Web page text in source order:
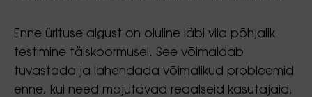
Enne ürituse algust on oluline läbi viia põhjalik
testimine täiskoormusel. See võimaldab
tuvastada ja lahendada võimalikud probleemid
enne, kui need mõjutavad reaalseid kasutajaid.